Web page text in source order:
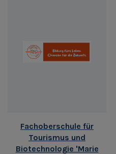
Fachoberschule für
Tourismus und
Biotechnologie 'Marie